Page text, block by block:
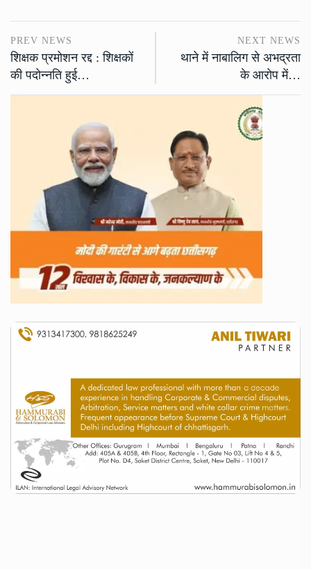
PREV NEWS
शिक्षक प्रमोशन रद्द : शिक्षकों
की पदोन्नति हुई…
NEXT NEWS
थाने में नाबालिग से अभद्रता
के आरोप में…